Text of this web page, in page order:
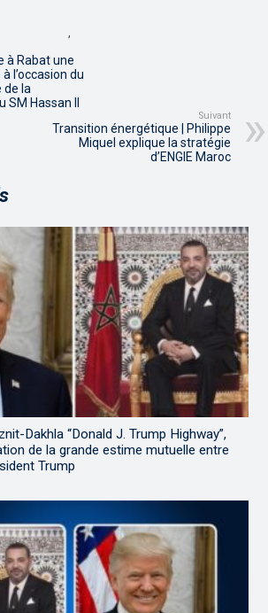
,
à Rabat une
l’occasion du
de la
Hassan II
Suivant
Transition énergétique | Philippe
Miquel explique la stratégie
d’ENGIE Maroc
Dakhla “Donald J. Trump Highway”,
de la grande estime mutuelle entre
Trump